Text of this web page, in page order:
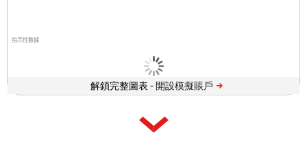
指示性數據
解鎖完整圖表 -